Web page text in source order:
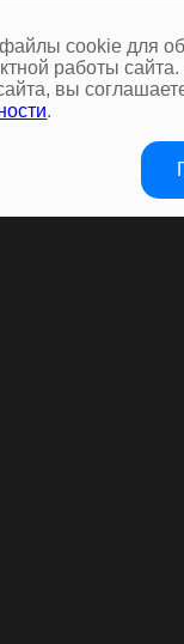
cookie для
работы
вы
.